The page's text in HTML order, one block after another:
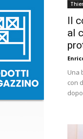
Il
al
Una
con